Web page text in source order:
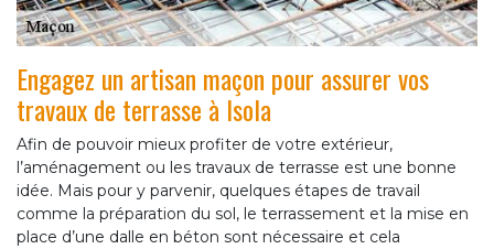
Engagez un artisan maçon pour assurer vos
travaux de terrasse à Isola
Afin de pouvoir mieux profiter de votre extérieur,
l’aménagement ou les travaux de terrasse est une bonne
idée. Mais pour y parvenir, quelques étapes de travail
comme la préparation du sol, le terrassement et la mise en
place d’une dalle en béton sont nécessaire et cela